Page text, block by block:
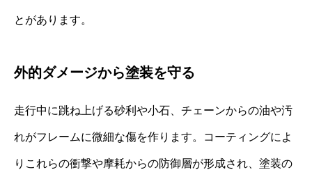
とがあります。
外的ダメージから塗装を守る
走行中に跳ね上げる砂利や小石、チェーンからの油や汚
れがフレームに微細な傷を作ります。コーティングによ
りこれらの衝撃や摩耗からの防御層が形成され、塗装の